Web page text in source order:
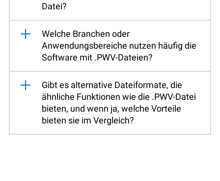
Datei?
Welche Branchen oder
Anwendungsbereiche nutzen häufig die
Software mit .PWV-Dateien?
Gibt es alternative Dateiformate, die
ähnliche Funktionen wie die .PWV-Datei
bieten, und wenn ja, welche Vorteile
bieten sie im Vergleich?